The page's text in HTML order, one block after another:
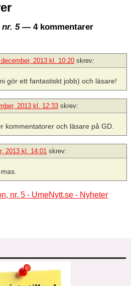
5— 4 kommentarer
december, 2013 kl. 10:20 skrev:
gör ett fantastiskt jobb) och läsare!
2013 kl. 12:33 skrev:
kommentatorer och läsare på GD.
2013 kl. 14:01 skrev:
nr. 5 - UmeNytt.se - Nyheter